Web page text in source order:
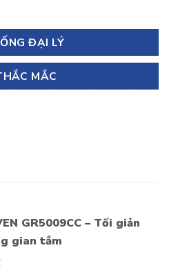
ĐẠI LÝ
MẮC
GR5009CC – Tối giản
gian tắm